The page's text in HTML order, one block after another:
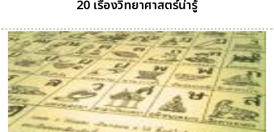
20 เรื่องวิทยาศาสตร์น่ารู้